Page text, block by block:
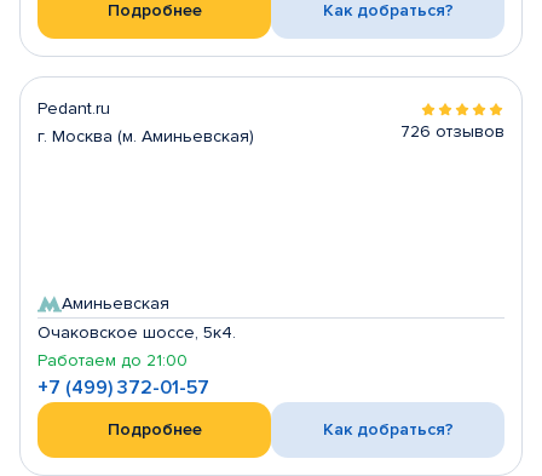
Подробнее Как добраться?
Pedant.ru
г. Москва (м. Аминьевская)
726 отзывов
Аминьевская
Очаковское шоссе, 5к4.
Работаем до 21:00
+7 (499) 372-01-57
Подробнее Как добраться?